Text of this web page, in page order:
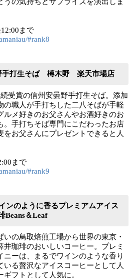
まで
#rank8
手打生そば 榑木野 楽天市場店
受賞の信州安曇野手打生そば。添加
の職人が手打ちした二八そばが手軽
ルメ好きのお父さんやお酒好きのお
。手打ちそば専門にこだわったお店
をお父さんにプレゼントできると人
まで
#rank9
ンのように香るプレミアムアイス
Beans＆Leaf
の鳥取焙煎工場から世界の東京・
井珈琲のおいしいコーヒー。プレミ
ニーは、まるでワインのような香り
いる贅沢なアイスコーヒーとして人
フトとして人気に。